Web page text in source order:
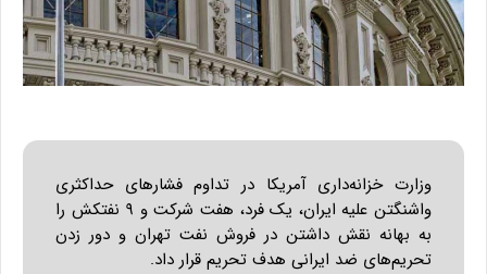
وزارت خزانه‌داری آمریکا در تداوم فشارهای حداکثری
واشنگتن علیه ایران، یک فرد، هفت شرکت و ۹ نفتکش را
به بهانه نقش داشتن در فروش نفت تهران و دور زدن
تحریم‌های ضد ایرانی هدف تحریم قرار داد.